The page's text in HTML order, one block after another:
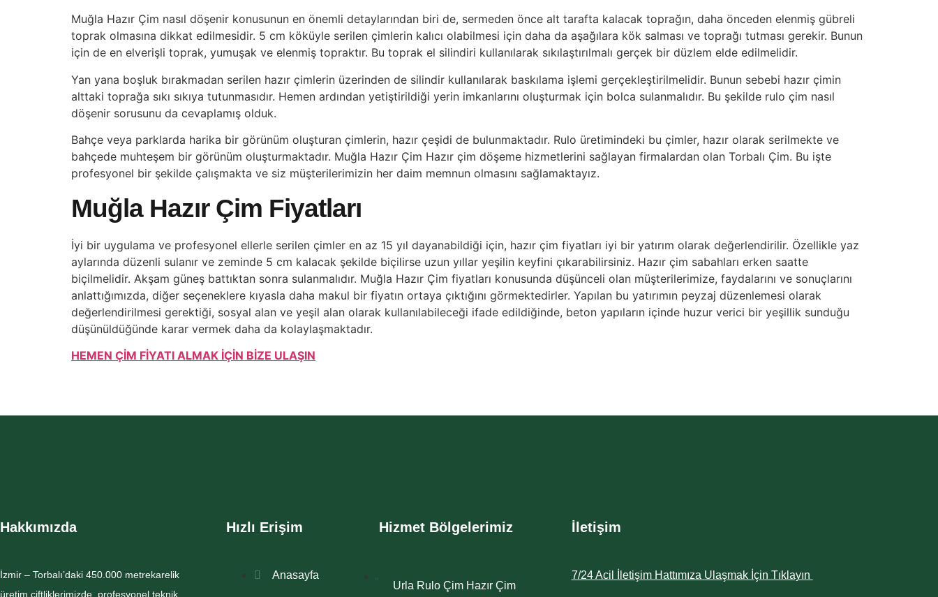
Muğla Hazır Çim nasıl döşenir konusunun en önemli detaylarından biri de, sermeden önce alt tarafta kalacak toprağın, daha önceden elenmiş gübreli
toprak olmasına dikkat edilmesidir. 5 cm köküyle serilen çimlerin kalıcı olabilmesi için daha da aşağılara kök salması ve toprağı tutması gerekir. Bunun
için de en elverişli toprak, yumuşak ve elenmiş topraktır. Bu toprak el silindiri kullanılarak sıkılaştırılmalı gerçek bir düzlem elde edilmelidir.
Yan yana boşluk bırakmadan serilen hazır çimlerin üzerinden de silindir kullanılarak baskılama işlemi gerçekleştirilmelidir. Bunun sebebi hazır çimin
alttaki toprağa sıkı sıkıya tutunmasıdır. Hemen ardından yetiştirildiği yerin imkanlarını oluşturmak için bolca sulanmalıdır. Bu şekilde rulo çim nasıl
döşenir sorusunu da cevaplamış olduk.
Bahçe veya parklarda harika bir görünüm oluşturan çimlerin, hazır çeşidi de bulunmaktadır. Rulo üretimindeki bu çimler, hazır olarak serilmekte ve
bahçede muhteşem bir görünüm oluşturmaktadır. Muğla Hazır Çim Hazır çim döşeme hizmetlerini sağlayan firmalardan olan Torbalı Çim. Bu işte
profesyonel bir şekilde çalışmakta ve siz müşterilerimizin her daim memnun olmasını sağlamaktayız.
Muğla Hazır Çim Fiyatları
İyi bir uygulama ve profesyonel ellerle serilen çimler en az 15 yıl dayanabildiği için, hazır çim fiyatları iyi bir yatırım olarak değerlendirilir. Özellikle yaz
aylarında düzenli sulanır ve zeminde 5 cm kalacak şekilde biçilirse uzun yıllar yeşilin keyfini çıkarabilirsiniz. Hazır çim sabahları erken saatte
biçilmelidir. Akşam güneş battıktan sonra sulanmalıdır. Muğla Hazır Çim fiyatları konusunda düşünceli olan müşterilerimize, faydalarını ve sonuçlarını
anlattığımızda, diğer seçeneklere kıyasla daha makul bir fiyatın ortaya çıktığını görmektedirler. Yapılan bu yatırımın peyzaj düzenlemesi olarak
değerlendirilmesi gerektiği, sosyal alan ve yeşil alan olarak kullanılabileceği ifade edildiğinde, beton yapıların içinde huzur verici bir yeşillik sunduğu
düşünüldüğünde karar vermek daha da kolaylaşmaktadır.
HEMEN ÇİM FİYATI ALMAK İÇİN BİZE ULAŞIN
Hakkımızda
İzmir – Torbalı’daki 450.000 metrekarelik
üretim çiftliklerimizde, profesyonel teknik
Hızlı Erişim
Anasayfa
Hizmet Bölgelerimiz
Urla Rulo Çim Hazır Çim
İletişim
7/24 Acil İletişim Hattımıza Ulaşmak İçin Tıklayın